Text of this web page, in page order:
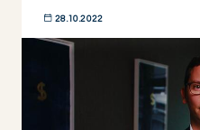
28.10.2022
JETZT ENTDECKEN